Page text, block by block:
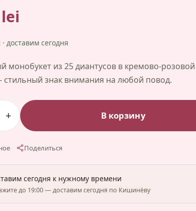
доставим сегодня
монобукет из 25 диантусов в кремово-розовой
стильный знак внимания на любой повод.
+ В корзину
Поделиться
сегодня к нужному времени
до 19:00 — доставим сегодня по Кишинёву